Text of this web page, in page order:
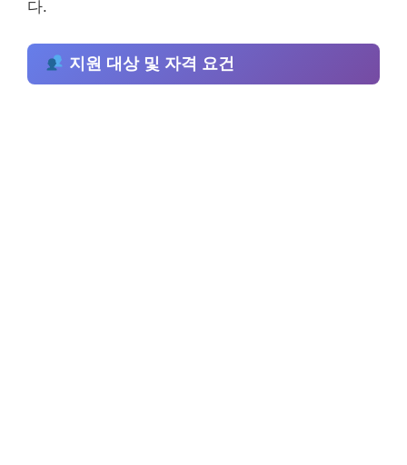
다.
지원 대상 및 자격 요건